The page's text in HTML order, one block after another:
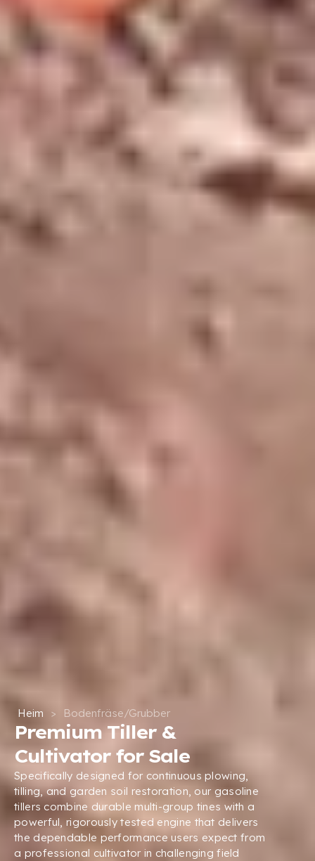
Heim > Bodenfräse/Grubber
Premium Tiller&
Cultivator for Sale
Specifically designed for continuous plowing,
tilling,and garden soil restoration, our gasoline
tillers combine durable multi-group tines with a
powerful,rigorously tested engine that delivers
the dependable performance users expect from
a professional cultivator in challenging field